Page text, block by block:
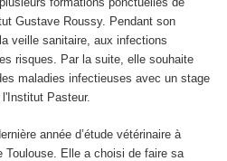
Gustave Roussy. Pendant son
veille sanitaire, aux infections
risques. Par la suite, elle souhaite
maladies infectieuses avec un stage
Pasteur.
année d’étude vétérinaire à
Toulouse. Elle a choisi de faire sa